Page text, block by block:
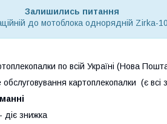
Залишились питання
до мотоблока однорядній Zirka-
по всій Україні (Нова
обслуговування картоплекопалки (є всі
діє знижка